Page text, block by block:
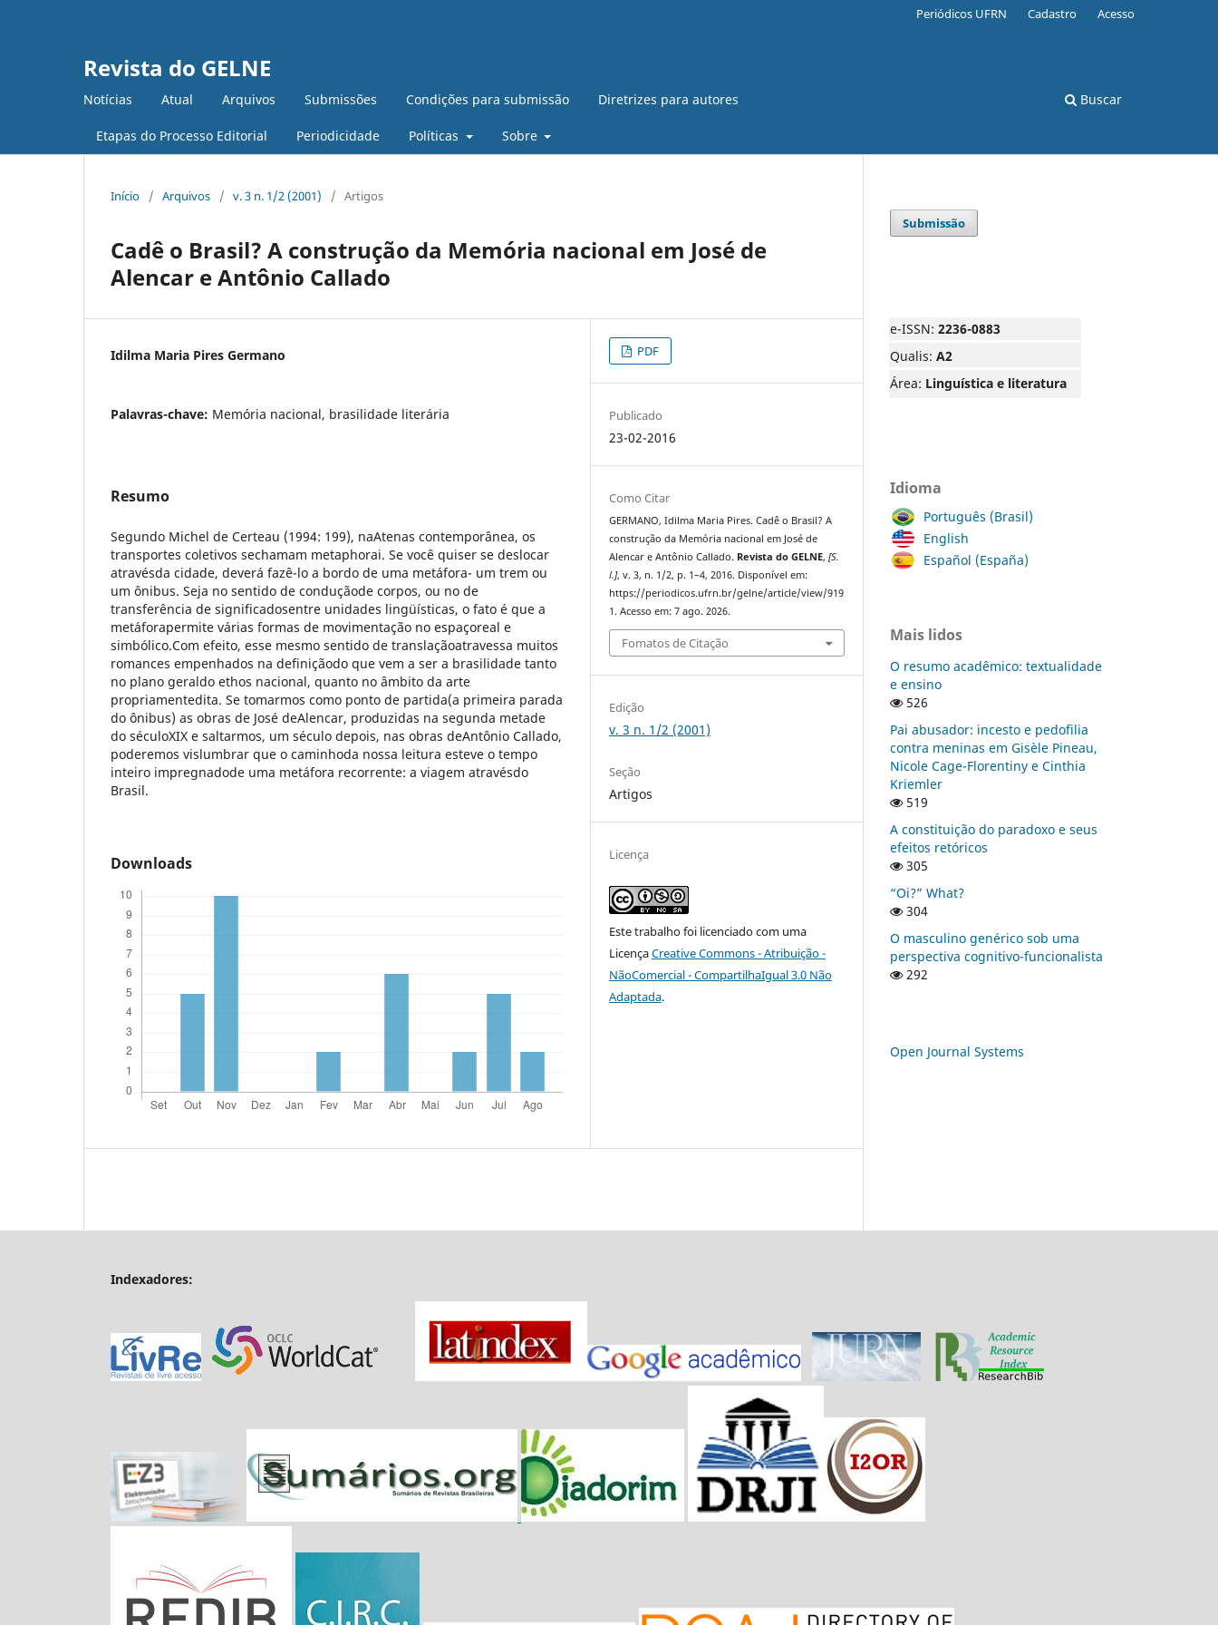
Revista do GELNE
Notícias Atual Arquivos Submissões Condições para submissão Diretrizes para autores
Etapas do Processo Editorial Periodicidade Políticas Sobre
Buscar
Periódicos UFRN Cadastro Acesso
Início / Arquivos / v. 3 n. 1/2 (2001) / Artigos
Cadê o Brasil? A construção da Memória nacional em José de
Alencar e Antônio Callado
Idilma Maria Pires Germano
Palavras-chave: Memória nacional, brasilidade literária
Resumo
Segundo Michel de Certeau (1994: 199), naAtenas contemporânea, os
transportes coletivos sechamam metaphorai. Se você quiser se deslocar
atravésda cidade, deverá fazê-lo a bordo de uma metáfora- um trem ou
um ônibus. Seja no sentido de conduçãode corpos, ou no de
transferência de significadosentre unidades lingüísticas, o fato é que a
metáforapermite várias formas de movimentação no espaçoreal e
simbólico.Com efeito, esse mesmo sentido de translaçãoatravessa muitos
romances empenhados na definiçãodo que vem a ser a brasilidade tanto
no plano geraldo ethos nacional, quanto no âmbito da arte
propriamentedita. Se tomarmos como ponto de partida(a primeira parada
do ônibus) as obras de José deAlencar, produzidas na segunda metade
do séculoXIX e saltarmos, um século depois, nas obras deAntônio Callado,
poderemos vislumbrar que o caminhoda nossa leitura esteve o tempo
inteiro impregnadode uma metáfora recorrente: a viagem atravésdo
Brasil.
Downloads
PDF
Publicado
23-02-2016
Como Citar
GERMANO, Idilma Maria Pires. Cadê o Brasil? A
construção da Memória nacional em José de
Alencar e Antônio Callado. Revista do GELNE,[S.
l.], v. 3, n. 1/2, p. 1–4, 2016. Disponível em:
https://periodicos.ufrn.br/gelne/article/view/919
1. Acesso em: 7 ago. 2026.
Fomatos de Citação
Edição
v. 3 n. 1/2 (2001)
Seção
Artigos
Licença
Este trabalho foi licenciado com uma
LicençaCreative Commons - Atribuição -
NãoComercial - CompartilhaIgual 3.0 Não
Adaptada.
Submissão
e-ISSN: 2236-0883
Qualis: A2
Área: Linguística e literatura
Idioma
Português (Brasil)
English
Español (España)
Mais lidos
O resumo acadêmico: textualidade
e ensino
526
Pai abusador: incesto e pedofilia
contra meninas em Gisèle Pineau,
Nicole Cage-Florentiny e Cinthia
Kriemler
519
A constituição do paradoxo e seus
efeitos retóricos
305
“Oi?” What?
304
O masculino genérico sob uma
perspectiva cognitivo-funcionalista
292
Open Journal Systems
Indexadores: